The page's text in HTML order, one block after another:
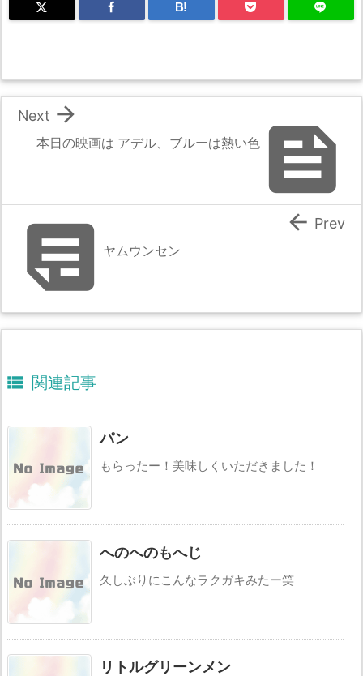
B!

本日の映画は アデル、ブルーは熱い色

Next
ヤムウンセン
 Prev
 関連記事
パン
もらったー！美味しくいただきました！
へのへのもへじ
久しぶりにこんなラクガキみたー笑
リトルグリーンメン